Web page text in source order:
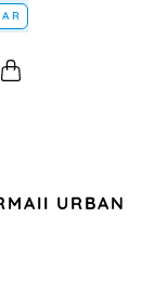
URBAN